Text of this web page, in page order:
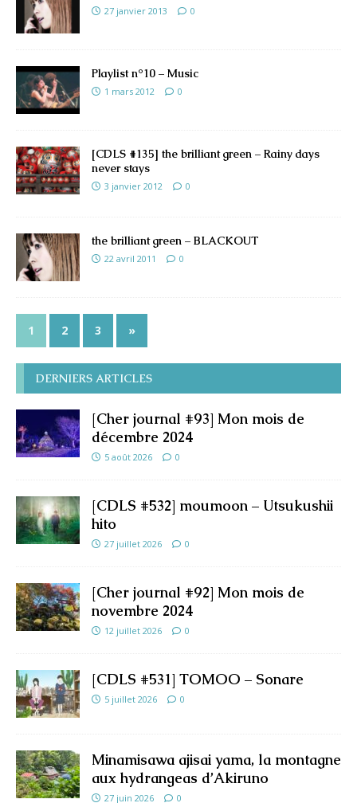
27 janvier 2013 0
Playlist n°10 – Music
1 mars 2012 0
[CDLS #135] the brilliant green – Rainy days
never stays
3 janvier 2012 0
the brilliant green – BLACKOUT
22 avril 2011 0
1 2 3 »
DERNIERS ARTICLES
[Cher journal #93] Mon mois de
décembre 2024
5 août 2026 0
[CDLS #532] moumoon – Utsukushii
hito
27 juillet 2026 0
[Cher journal #92] Mon mois de
novembre 2024
12 juillet 2026 0
[CDLS #531] TOMOO – Sonare
5 juillet 2026 0
Minamisawa ajisai yama, la montagne
aux hydrangeas d’Akiruno
27 juin 2026 0